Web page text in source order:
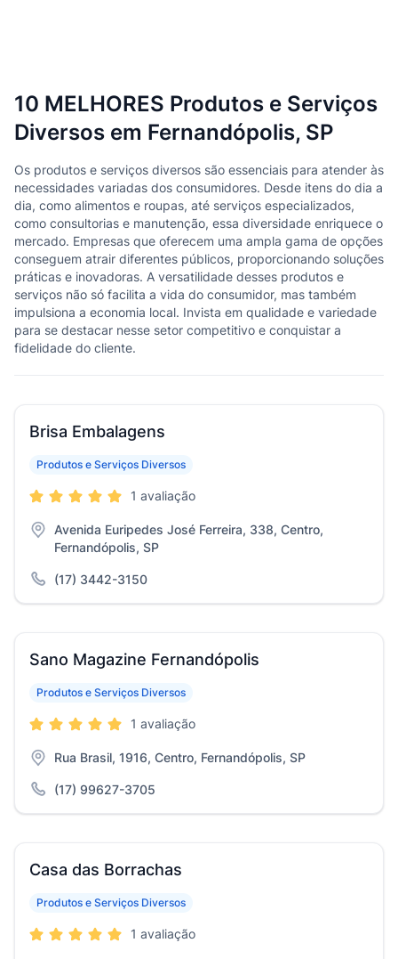
10 MELHORES Produtos e Serviços
Diversos em Fernandópolis, SP
Os produtos e serviços diversos são essenciais para atender às
necessidades variadas dos consumidores. Desde itens do dia a
dia, como alimentos e roupas, até serviços especializados,
como consultorias e manutenção, essa diversidade enriquece o
mercado. Empresas que oferecem uma ampla gama de opções
conseguem atrair diferentes públicos, proporcionando soluções
práticas e inovadoras. A versatilidade desses produtos e
serviços não só facilita a vida do consumidor, mas também
impulsiona a economia local. Invista em qualidade e variedade
para se destacar nesse setor competitivo e conquistar a
fidelidade do cliente.
Brisa Embalagens
Produtos e Serviços Diversos
1 avaliação
Avenida Euripedes José Ferreira, 338, Centro,
Fernandópolis, SP
(17) 3442-3150
Sano Magazine Fernandópolis
Produtos e Serviços Diversos
1 avaliação
Rua Brasil, 1916, Centro, Fernandópolis, SP
(17) 99627-3705
Casa das Borrachas
Produtos e Serviços Diversos
1 avaliação